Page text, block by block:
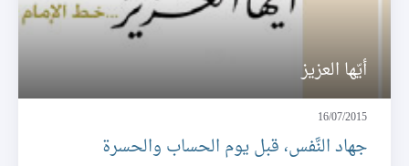
أيّها العزيز
16/07/2015
جهاد النَّفس، قبل يوم الحساب والحسرة